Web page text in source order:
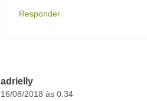
Responder
adrielly
16/08/2018 às 0:34